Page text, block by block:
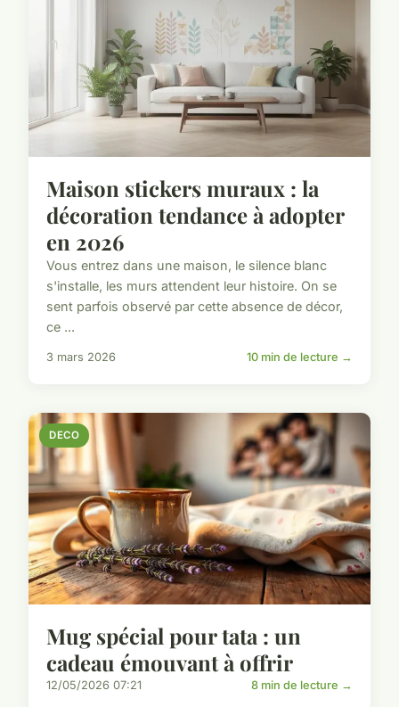
Maison stickers muraux : la
décoration tendance à adopter
en 2026
Vous entrez dans une maison, le silence blanc
s'installe, les murs attendent leur histoire. On se
sent parfois observé par cette absence de décor,
ce ...
3 mars 2026 10 min de lecture →
DECO
Mug spécial pour tata : un
cadeau émouvant à offrir
12/05/2026 07:21 8 min de lecture →